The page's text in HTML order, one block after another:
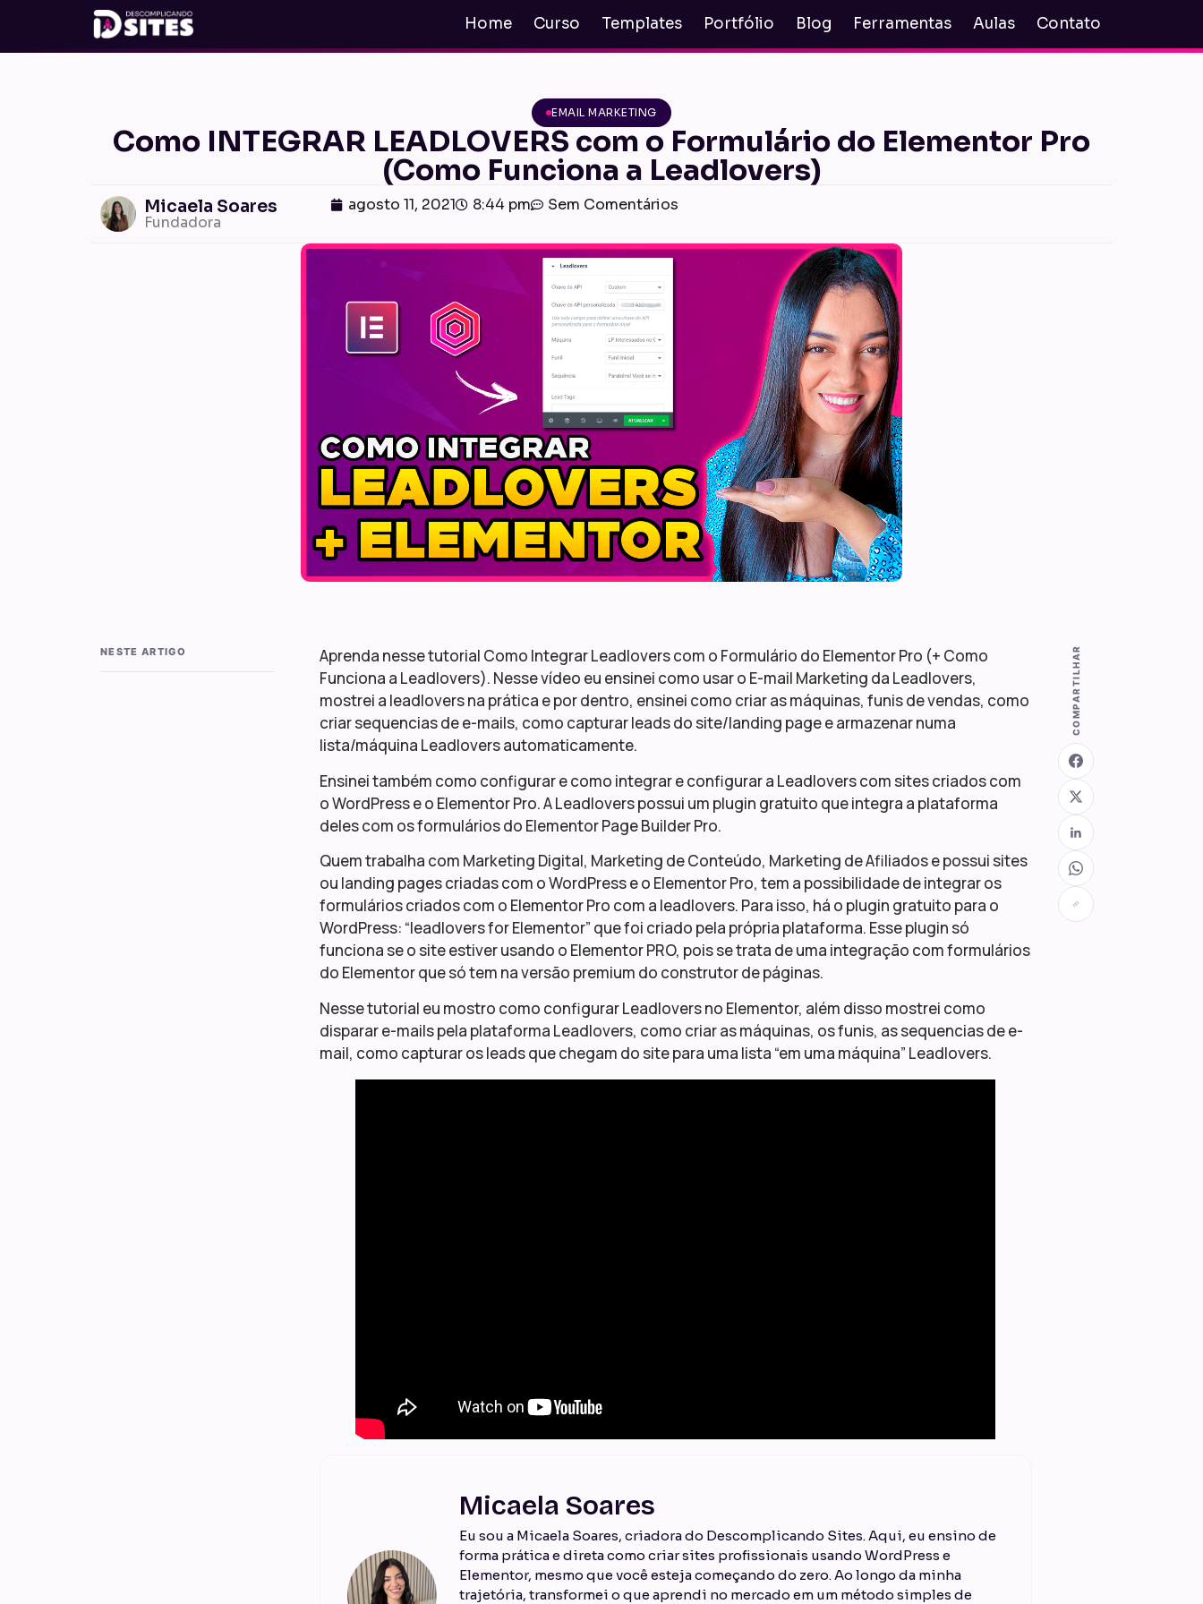
Home Curso Templates Portfólio Blog Ferramentas Aulas Contato
EMAIL MARKETING
Como INTEGRAR LEADLOVERS com o Formulário do Elementor Pro
(Como Funciona a Leadlovers)
Micaela Soares
Fundadora
agosto 11, 2021 8:44 pm Sem Comentários
NESTE ARTIGO
Aprenda nesse tutorial Como Integrar Leadlovers com o Formulário do Elementor Pro (+ Como
Funciona a Leadlovers). Nesse vídeo eu ensinei como usar o E-mail Marketing da Leadlovers,
mostrei a leadlovers na prática e por dentro, ensinei como criar as máquinas, funis de vendas, como
criar sequencias de e-mails, como capturar leads do site/landing page e armazenar numa
lista/máquina Leadlovers automaticamente.
Ensinei também como configurar e como integrar e configurar a Leadlovers com sites criados com
o WordPress e o Elementor Pro. A Leadlovers possui um plugin gratuito que integra a plataforma
deles com os formulários do Elementor Page Builder Pro.
Quem trabalha com Marketing Digital, Marketing de Conteúdo, Marketing de Afiliados e possui sites
ou landing pages criadas com o WordPress e o Elementor Pro, tem a possibilidade de integrar os
formulários criados com o Elementor Pro com a leadlovers. Para isso, há o plugin gratuito para o
WordPress: “leadlovers for Elementor” que foi criado pela própria plataforma. Esse plugin só
funciona se o site estiver usando o Elementor PRO, pois se trata de uma integração com formulários
do Elementor que só tem na versão premium do construtor de páginas.
Nesse tutorial eu mostro como configurar Leadlovers no Elementor, além disso mostrei como
disparar e-mails pela plataforma Leadlovers, como criar as máquinas, os funis, as sequencias de e-
mail, como capturar os leads que chegam do site para uma lista “em uma máquina” Leadlovers.
Micaela Soares
Eu sou a Micaela Soares, criadora do Descomplicando Sites. Aqui, eu ensino de
forma prática e direta como criar sites profissionais usando WordPress e
Elementor, mesmo que você esteja começando do zero. Ao longo da minha
trajetória, transformei o que aprendi no mercado em um método simples de
COMPARTILHAR